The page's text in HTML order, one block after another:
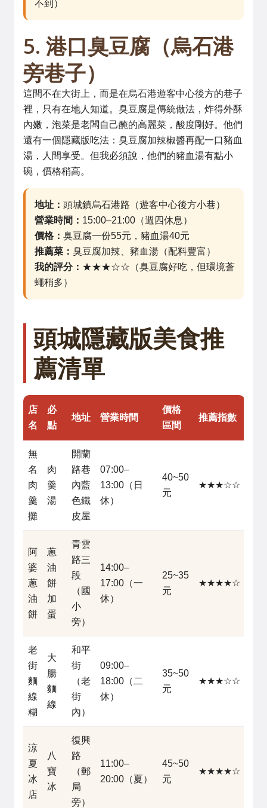
不到）
5. 港口臭豆腐（烏石港
旁巷子）
這間不在大街上，而是在烏石港遊客中心後方的巷子
裡，只有在地人知道。臭豆腐是傳統做法，炸得外酥
內嫩，泡菜是老闆自己醃的高麗菜，酸度剛好。他們
還有一個隱藏版吃法：臭豆腐加辣椒醬再配一口豬血
湯，人間享受。但我必須說，他們的豬血湯有點小
碗，價格稍高。
地址： 頭城鎮烏石港路（遊客中心後方小巷）
營業時間： 15:00–21:00（週四休息）
價格： 臭豆腐一份55元，豬血湯40元
推薦菜： 臭豆腐加辣、豬血湯（配料豐富）
我的評分： ★★★☆☆（臭豆腐好吃，但環境蒼
蠅稍多）
頭城隱藏版美食推
薦清單
店
名
必
點
地址 營業時間
價格
區間
推薦指數
無
名
肉
羹
攤
肉
羹
湯
開蘭
路巷
內藍
色鐵
皮屋
07:00–
13:00（日
休）
40~50
元
★★★☆☆
阿
婆
蔥
油
餅
蔥
油
餅
加
蛋
青雲
路三
段
（國
小
旁）
14:00–
17:00（一
休）
25~35
元
★★★★☆
老
街
麵
線
糊
大
腸
麵
線
和平
街
（老
街
內）
09:00–
18:00（二
休）
35~50
元
★★★☆☆
涼
夏
冰
店
八
寶
冰
復興
路
（郵
局
旁）
11:00–
20:00（夏）
45~50
元
★★★★☆